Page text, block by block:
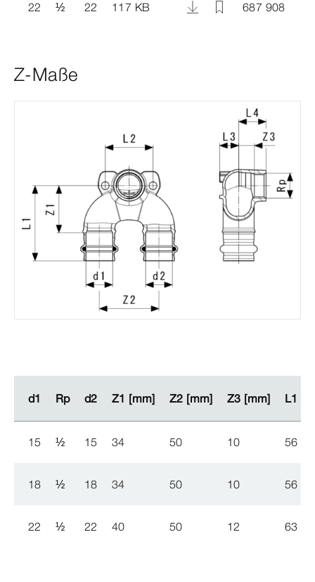
22 ½ 22 117 KB 687 908
Z-Maße
d1 Rp d2 Z1 [mm] Z2 [mm] Z3 [mm] L1
d1 Rp d2 Z1 [mm] Z2 [mm] Z3 [mm] L1
15 ½ 15 34 50 10 56
18 ½ 18 34 50 10 56
22 ½ 22 40 50 12 63